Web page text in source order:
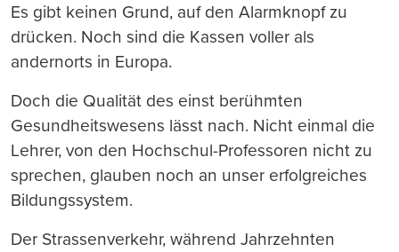
Es gibt keinen Grund, auf den Alarmknopf zu
drücken. Noch sind die Kassen voller als
andernorts in Europa.
Doch die Qualität des einst berühmten
Gesundheitswesens lässt nach. Nicht einmal die
Lehrer, von den Hochschul-Professoren nicht zu
sprechen, glauben noch an unser erfolgreiches
Bildungssystem.
Der Strassenverkehr, während Jahrzehnten